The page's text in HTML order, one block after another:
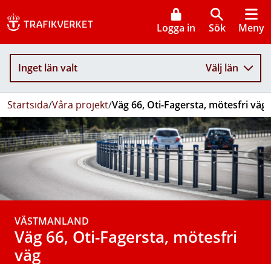
Logga in Sök Meny
Inget län valt Välj län
Startsida/Våra projekt/Väg 66, Oti-Fagersta, mötesfri väg
VÄSTMANLAND
Väg 66, Oti-Fagersta, mötesfri
väg